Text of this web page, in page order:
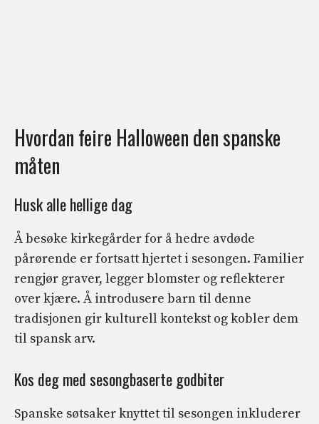
Hvordan feire Halloween den spanske
måten
Husk alle hellige dag
Å besøke kirkegårder for å hedre avdøde
pårørende er fortsatt hjertet i sesongen. Familier
rengjør graver, legger blomster og reflekterer
over kjære. Å introdusere barn til denne
tradisjonen gir kulturell kontekst og kobler dem
til spansk arv.
Kos deg med sesongbaserte godbiter
Spanske søtsaker knyttet til sesongen inkluderer